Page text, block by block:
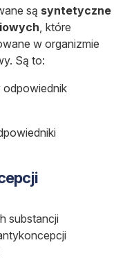
są syntetyczne
, które
w organizmie
Są to:
substancji